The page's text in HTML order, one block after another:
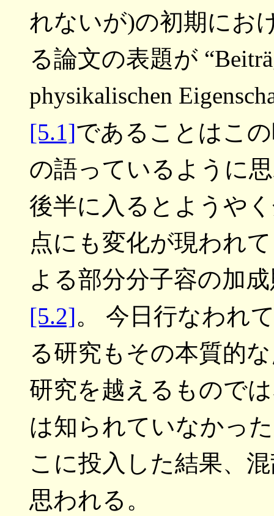
れないが)の初期にお
る論文の表題が
physikalischen
[5.1]であることはこ
の語っているように
後半に入るとようや
点にも変化が現われ
よる部分分子容の加
[5.2]。 今日行なわれ
る研究もその本質的
研究を越えるもので
は知られていなかっ
こに投入した結果、
思われる。